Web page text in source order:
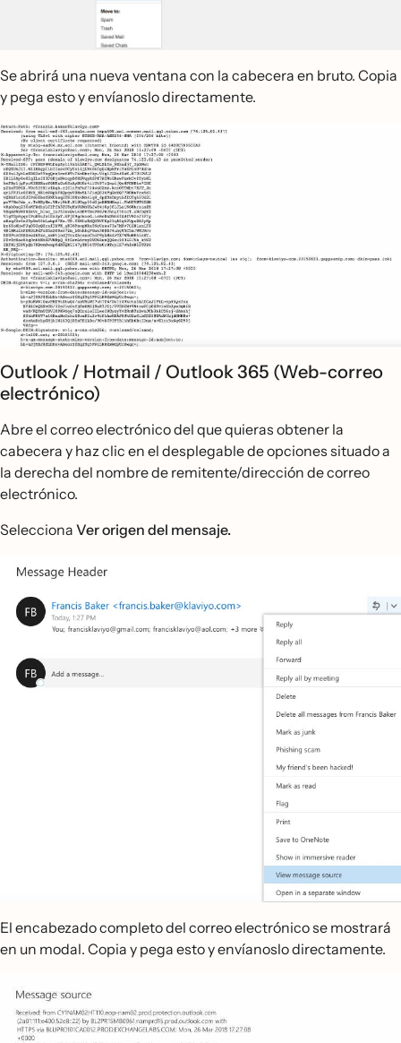
Se abrirá una nueva ventana con la cabecera en bruto. Copia
y pega esto y envíanoslo directamente.
Outlook / Hotmail / Outlook 365 (Web-correo
electrónico)
Abre el correo electrónico del que quieras obtener la
cabecera y haz clic en el desplegable de opciones situado a
la derecha del nombre de remitente/dirección de correo
electrónico.
Selecciona Ver origen del mensaje.
El encabezado completo del correo electrónico se mostrará
en un modal. Copia y pega esto y envíanoslo directamente.